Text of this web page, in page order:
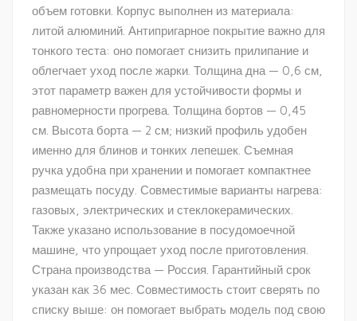
объем готовки. Корпус выполнен из материала:
литой алюминий. Антипригарное покрытие важно для
тонкого теста: оно помогает снизить прилипание и
облегчает уход после жарки. Толщина дна — 0,6 см,
этот параметр важен для устойчивости формы и
равномерности прогрева. Толщина бортов — 0,45
см. Высота борта — 2 см; низкий профиль удобен
именно для блинов и тонких лепешек. Съемная
ручка удобна при хранении и помогает компактнее
размещать посуду. Совместимые варианты нагрева:
газовых, электрических и стеклокерамических.
Также указано использование в посудомоечной
машине, что упрощает уход после приготовления.
Страна производства — Россия. Гарантийный срок
указан как 36 мес. Совместимость стоит сверять по
списку выше: он помогает выбрать модель под свою